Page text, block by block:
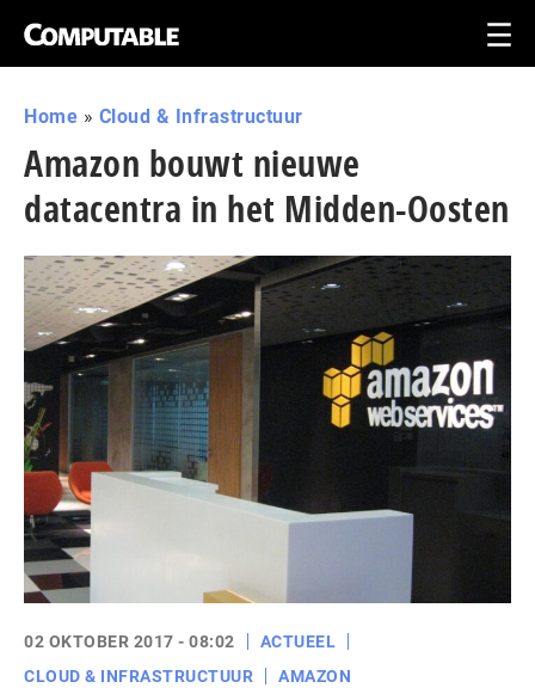
Home » Cloud & Infrastructuur
Amazon bouwt nieuwe
datacentra in het Midden-Oosten
02 OKTOBER 2017 - 08:02
ACTUEEL
CLOUD & INFRASTRUCTUUR
AMAZON